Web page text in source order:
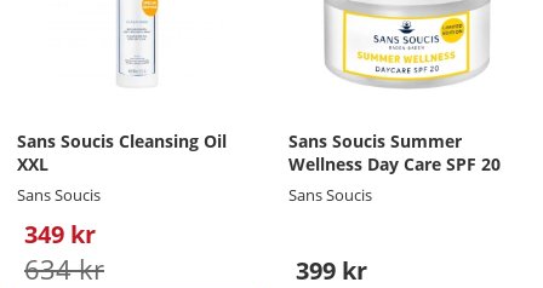
Sans Soucis Cleansing Oil
XXL
Sans Soucis
349 kr
634 kr
Sans Soucis Summer
Wellness Day Care SPF 20
Sans Soucis
399 kr